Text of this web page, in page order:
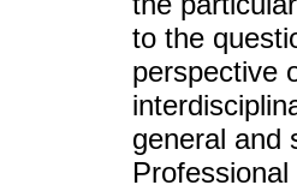
to the
perspective
general and